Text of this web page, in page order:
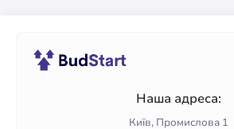
Наша адреса:
Київ, Промислова 1